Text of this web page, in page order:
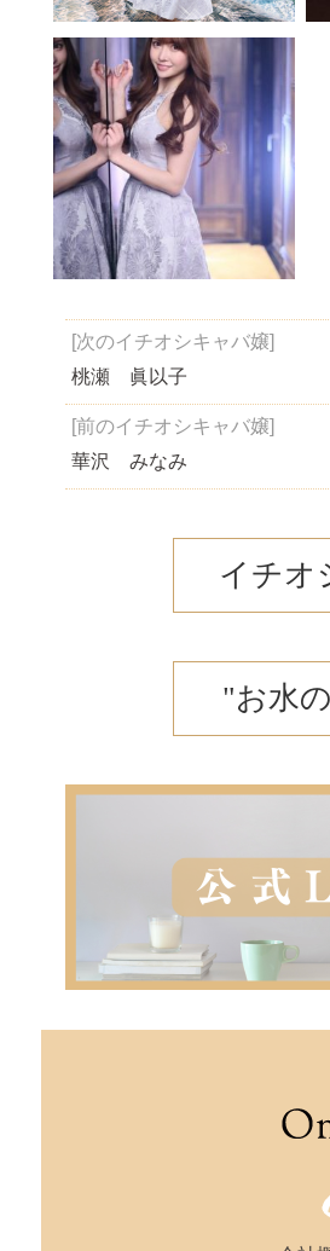
[次のイチオシキャバ嬢]
桃瀬 眞以子
[前のイチオシキャバ嬢]
華沢 みなみ
イチオ
"お水